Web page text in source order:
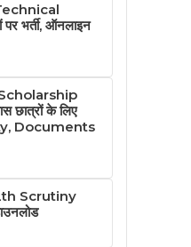
भर्ती, ऑनलाइन
छात्रों के लिए
Documents
Scrutiny